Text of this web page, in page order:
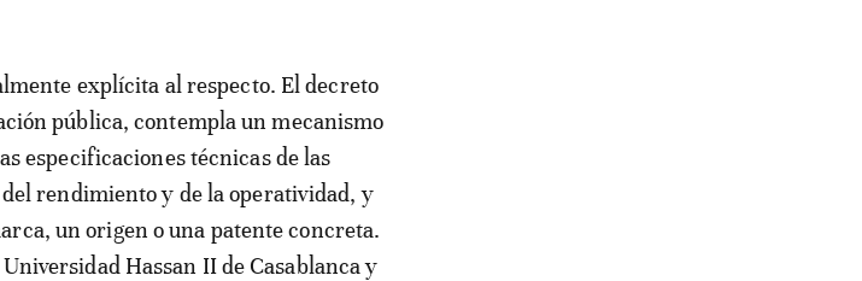
explícita al respecto. El decreto
pública, contempla un mecanismo
especificaciones técnicas de las
rendimiento y de la operatividad, y
un origen o una patente concreta.
Hassan II de Casablanca y